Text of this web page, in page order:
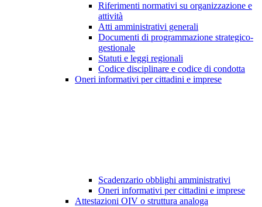
Riferimenti normativi su organizzazione e
attività
Atti amministrativi generali
Documenti di programmazione strategico-
gestionale
Statuti e leggi regionali
Codice disciplinare e codice di condotta
Oneri informativi per cittadini e imprese
Scadenzario obblighi amministrativi
Oneri informativi per cittadini e imprese
Attestazioni OIV o struttura analoga